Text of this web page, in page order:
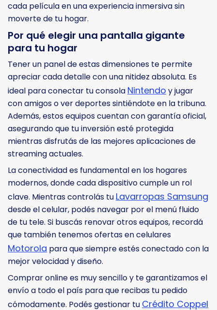
cada película en una experiencia inmersiva sin
moverte de tu hogar.
Por qué elegir una pantalla gigante
para tu hogar
Tener un panel de estas dimensiones te permite
apreciar cada detalle con una nitidez absoluta. Es
ideal para conectar tu consola Nintendo y jugar
con amigos o ver deportes sintiéndote en la tribuna.
Además, estos equipos cuentan con garantía oficial,
asegurando que tu inversión esté protegida
mientras disfrutás de las mejores aplicaciones de
streaming actuales.
La conectividad es fundamental en los hogares
modernos, donde cada dispositivo cumple un rol
clave. Mientras controlás tu Lavarropas Samsung
desde el celular, podés navegar por el menú fluido
de tu tele. Si buscás renovar otros equipos, recordá
que también tenemos ofertas en celulares
Motorola para que siempre estés conectado con la
mejor velocidad y diseño.
Comprar online es muy sencillo y te garantizamos el
envío a todo el país para que recibas tu pedido
cómodamente. Podés gestionar tu Crédito Coppel